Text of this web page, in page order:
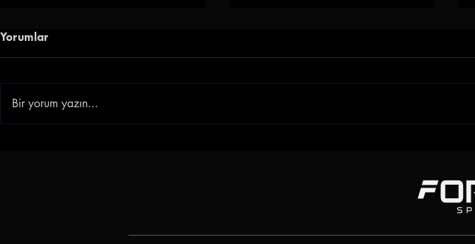
Yorumlar
Bir yorum yazın...